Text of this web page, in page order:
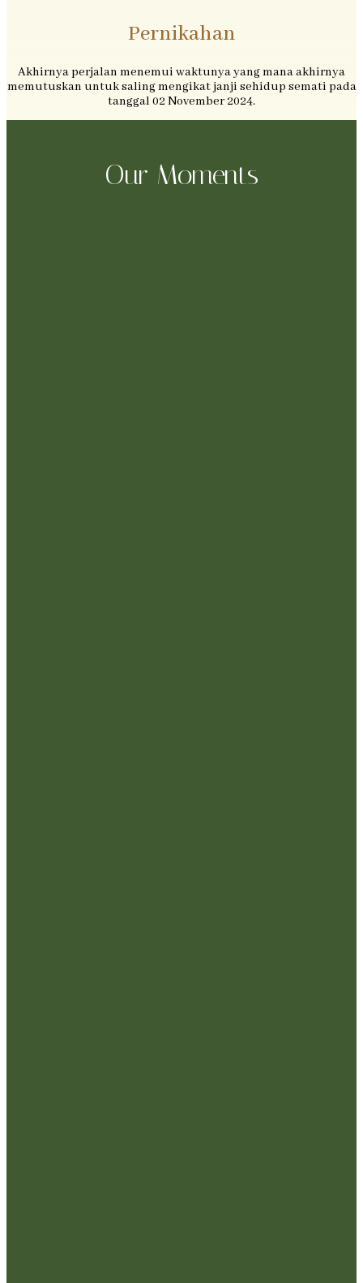
Pernikahan
Akhirnya perjalan menemui waktunya yang mana akhirnya
memutuskan untuk saling mengikat janji sehidup semati pada
tanggal 02 November 2024.
Our Moments